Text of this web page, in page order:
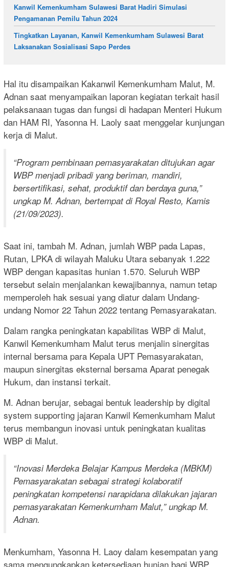
Kanwil Kemenkumham Sulawesi Barat Hadiri Simulasi
Pengamanan Pemilu Tahun 2024
Tingkatkan Layanan, Kanwil Kemenkumham Sulawesi Barat
Laksanakan Sosialisasi Sapo Perdes
Hal itu disampaikan Kakanwil Kemenkumham Malut, M.
Adnan saat menyampaikan laporan kegiatan terkait hasil
pelaksanaan tugas dan fungsi di hadapan Menteri Hukum
dan HAM RI, Yasonna H. Laoly saat menggelar kunjungan
kerja di Malut.
“Program pembinaan pemasyarakatan ditujukan agar
WBP menjadi pribadi yang beriman, mandiri,
bersertifikasi, sehat, produktif dan berdaya guna,”
ungkap M. Adnan, bertempat di Royal Resto, Kamis
(21/09/2023).
Saat ini, tambah M. Adnan, jumlah WBP pada Lapas,
Rutan, LPKA di wilayah Maluku Utara sebanyak 1.222
WBP dengan kapasitas hunian 1.570. Seluruh WBP
tersebut selain menjalankan kewajibannya, namun tetap
memperoleh hak sesuai yang diatur dalam Undang-
undang Nomor 22 Tahun 2022 tentang Pemasyarakatan.
Dalam rangka peningkatan kapabilitas WBP di Malut,
Kanwil Kemenkumham Malut terus menjalin sinergitas
internal bersama para Kepala UPT Pemasyarakatan,
maupun sinergitas eksternal bersama Aparat penegak
Hukum, dan instansi terkait.
M. Adnan berujar, sebagai bentuk leadership by digital
system supporting jajaran Kanwil Kemenkumham Malut
terus membangun inovasi untuk peningkatan kualitas
WBP di Malut.
“Inovasi Merdeka Belajar Kampus Merdeka (MBKM)
Pemasyarakatan sebagai strategi kolaboratif
peningkatan kompetensi narapidana dilakukan jajaran
pemasyarakatan Kemenkumham Malut,” ungkap M.
Adnan.
Menkumham, Yasonna H. Laoy dalam kesempatan yang
sama mengungkapkan ketersediaan hunian bagi WBP